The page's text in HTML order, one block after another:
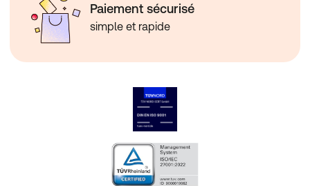
Paiement sécurisé
simple et rapide